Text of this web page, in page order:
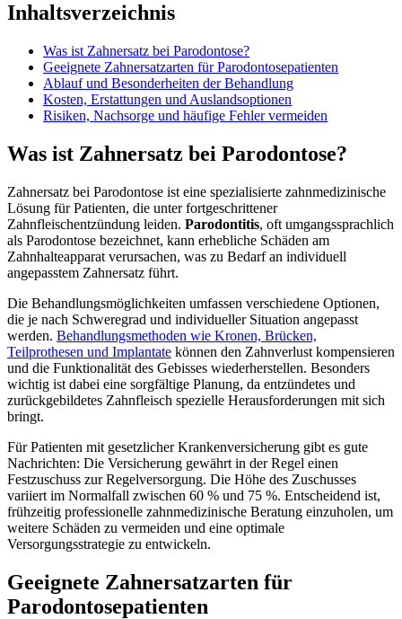
Inhaltsverzeichnis
Was ist Zahnersatz bei Parodontose?
Geeignete Zahnersatzarten für Parodontosepatienten
Ablauf und Besonderheiten der Behandlung
Kosten, Erstattungen und Auslandsoptionen
Risiken, Nachsorge und häufige Fehler vermeiden
Was ist Zahnersatz bei Parodontose?
Zahnersatz bei Parodontose ist eine spezialisierte zahnmedizinische
Lösung für Patienten, die unter fortgeschrittener
Zahnfleischentzündung leiden. Parodontitis, oft umgangssprachlich
als Parodontose bezeichnet, kann erhebliche Schäden am
Zahnhalteapparat verursachen, was zu Bedarf an individuell
angepasstem Zahnersatz führt.
Die Behandlungsmöglichkeiten umfassen verschiedene Optionen,
die je nach Schweregrad und individueller Situation angepasst
werden. Behandlungsmethoden wie Kronen, Brücken,
Teilprothesen und Implantate können den Zahnverlust kompensieren
und die Funktionalität des Gebisses wiederherstellen. Besonders
wichtig ist dabei eine sorgfältige Planung, da entzündetes und
zurückgebildetes Zahnfleisch spezielle Herausforderungen mit sich
bringt.
Für Patienten mit gesetzlicher Krankenversicherung gibt es gute
Nachrichten: Die Versicherung gewährt in der Regel einen
Festzuschuss zur Regelversorgung. Die Höhe des Zuschusses
variiert im Normalfall zwischen 60 % und 75 %. Entscheidend ist,
frühzeitig professionelle zahnmedizinische Beratung einzuholen, um
weitere Schäden zu vermeiden und eine optimale
Versorgungsstrategie zu entwickeln.
Geeignete Zahnersatzarten für
Parodontosepatienten